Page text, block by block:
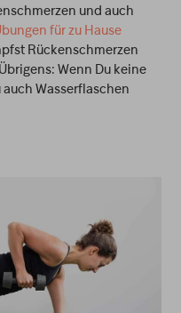
und auch
für zu Hause
Rückenschmerzen
Wenn Du keine
Wasserflaschen